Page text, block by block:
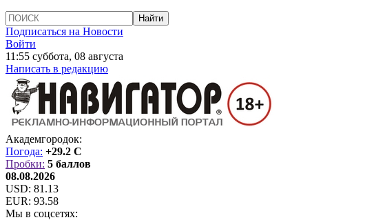
Подписаться на Новости
Войти
11:55 суббота, 08 августа
Написать в редакцию
Академгородок:
Погода: +29.2 C
Пробки: 5 баллов
08.08.2026
USD: 81.13
EUR: 93.58
Мы в соцсетях: